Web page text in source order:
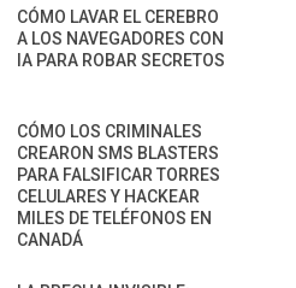
CÓMO LAVAR EL CEREBRO
A LOS NAVEGADORES CON
IA PARA ROBAR SECRETOS
CÓMO LOS CRIMINALES
CREARON SMS BLASTERS
PARA FALSIFICAR TORRES
CELULARES Y HACKEAR
MILES DE TELÉFONOS EN
CANADÁ